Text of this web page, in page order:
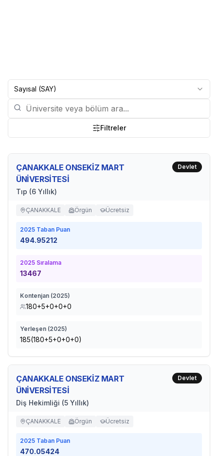
Sayısal (SAY)
Filtreler
ÇANAKKALE ONSEKİZ MART
ÜNİVERSİTESİ
Tıp (6 Yıllık)
Devlet
ÇANAKKALE Örgün Ücretsiz
2025 Taban Puan
494.95212
2025 Sıralama
13467
Kontenjan (2025)
180+5+0+0+0
Yerleşen (2025)
185(180+5+0+0+0)
ÇANAKKALE ONSEKİZ MART
ÜNİVERSİTESİ
Diş Hekimliği (5 Yıllık)
Devlet
ÇANAKKALE Örgün Ücretsiz
2025 Taban Puan
470.05424